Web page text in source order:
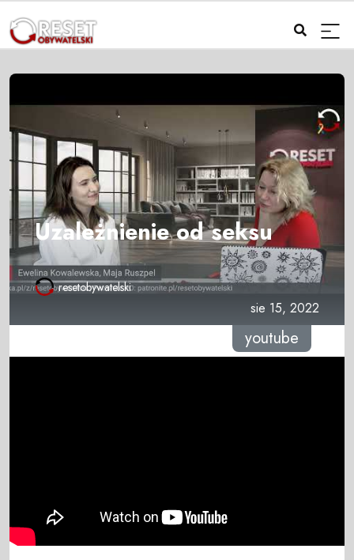
Uzależnienie od seksu
resetobywatelski
sie 15, 2022
youtube